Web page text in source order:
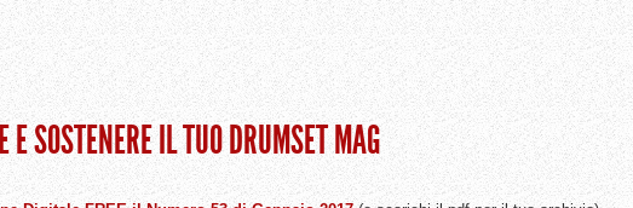
E SOSTENERE IL TUO DRUMSET MAG